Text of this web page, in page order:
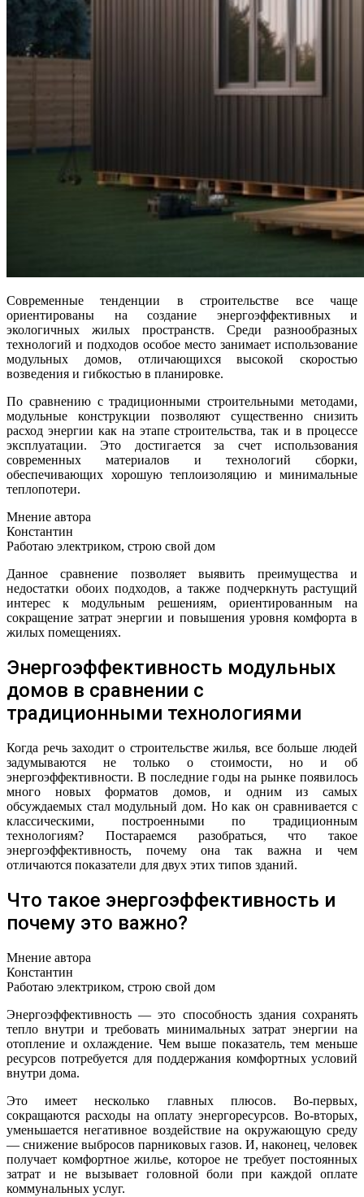
Современные тенденции в строительстве все чаще
ориентированы на создание энергоэффективных и
экологичных жилых пространств. Среди разнообразных
технологий и подходов особое место занимает использование
модульных домов, отличающихся высокой скоростью
возведения и гибкостью в планировке.
По сравнению с традиционными строительными методами,
модульные конструкции позволяют существенно снизить
расход энергии как на этапе строительства, так и в процессе
эксплуатации. Это достигается за счет использования
современных материалов и технологий сборки,
обеспечивающих хорошую теплоизоляцию и минимальные
теплопотери.
Мнение автора
Константин
Работаю электриком, строю свой дом
Данное сравнение позволяет выявить преимущества и
недостатки обоих подходов, а также подчеркнуть растущий
интерес к модульным решениям, ориентированным на
сокращение затрат энергии и повышения уровня комфорта в
жилых помещениях.
Энергоэффективность модульных
домов в сравнении с
традиционными технологиями
Когда речь заходит о строительстве жилья, все больше людей
задумываются не только о стоимости, но и об
энергоэффективности. В последние годы на рынке появилось
много новых форматов домов, и одним из самых
обсуждаемых стал модульный дом. Но как он сравнивается с
классическими, построенными по традиционным
технологиям? Постараемся разобраться, что такое
энергоэффективность, почему она так важна и чем
отличаются показатели для двух этих типов зданий.
Что такое энергоэффективность и
почему это важно?
Мнение автора
Константин
Работаю электриком, строю свой дом
Энергоэффективность — это способность здания сохранять
тепло внутри и требовать минимальных затрат энергии на
отопление и охлаждение. Чем выше показатель, тем меньше
ресурсов потребуется для поддержания комфортных условий
внутри дома.
Это имеет несколько главных плюсов. Во-первых,
сокращаются расходы на оплату энергоресурсов. Во-вторых,
уменьшается негативное воздействие на окружающую среду
— снижение выбросов парниковых газов. И, наконец, человек
получает комфортное жилье, которое не требует постоянных
затрат и не вызывает головной боли при каждой оплате
коммунальных услуг.